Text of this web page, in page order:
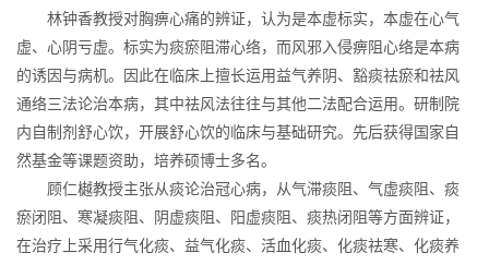
林钟香教授对胸痹心痛的辨证，认为是本虚标实，本虚在心气
虚、心阴亏虚。标实为痰瘀阻滞心络，而风邪入侵痹阻心络是本病
的诱因与病机。因此在临床上擅长运用益气养阴、豁痰祛瘀和祛风
通络三法论治本病，其中祛风法往往与其他二法配合运用。研制院
内自制剂舒心饮，开展舒心饮的临床与基础研究。先后获得国家自
然基金等课题资助，培养硕博士多名。
顾仁樾教授主张从痰论治冠心病，从气滞痰阻、气虚痰阻、痰
瘀闭阻、寒凝痰阻、阴虚痰阻、阳虚痰阻、痰热闭阻等方面辨证，
在治疗上采用行气化痰、益气化痰、活血化痰、化痰祛寒、化痰养